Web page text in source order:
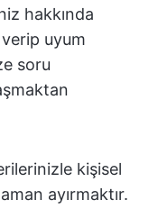
hakkında
uyum
soru
kişisel
ayırmaktır.